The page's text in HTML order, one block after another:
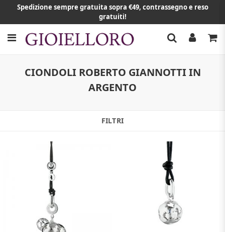
Spedizione sempre gratuita sopra €49, contrassegno e reso
gratuiti!
CIONDOLI ROBERTO GIANNOTTI IN
ARGENTO
FILTRI